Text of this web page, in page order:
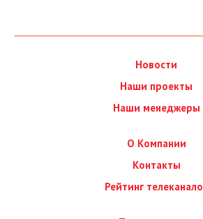
Новости
Наши проекты
Наши менеджеры
О Компании
Контакты
Рейтинг